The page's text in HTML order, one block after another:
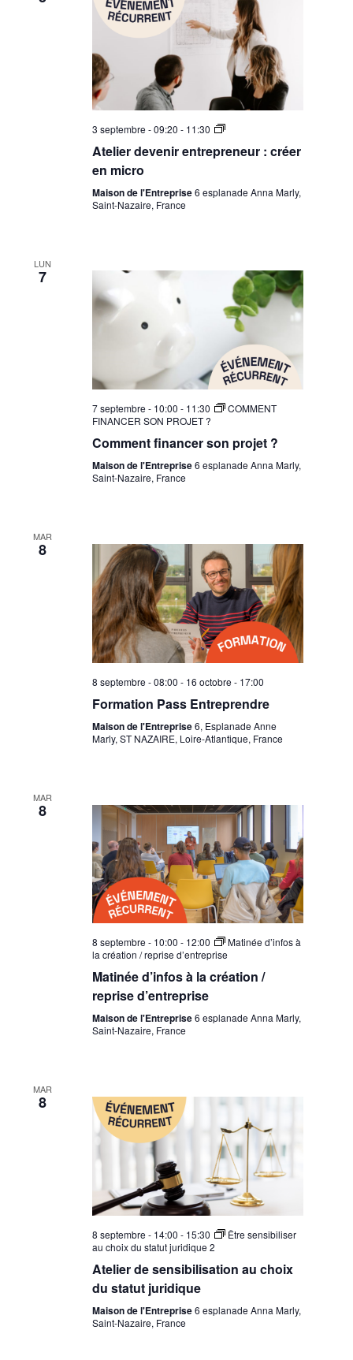
3 septembre - 09:20 - 11:30
Les
micro-
Atelier devenir entrepreneur : créer
en micro
Maison de l'Entreprise6 esplanade Anna Marly,
Saint-Nazaire, France
LUN
7
7 septembre - 10:00 - 11:30
COMMENT
FINANCER SON PROJET ?
Comment financer son projet ?
Maison de l'Entreprise6 esplanade Anna Marly,
Saint-Nazaire, France
MAR
8
8 septembre - 08:00 - 16 octobre - 17:00
Formation Pass Entreprendre
Maison de l'Entreprise6, Esplanade Anne
Marly, ST NAZAIRE, Loire-Atlantique, France
MAR
8
8 septembre - 10:00 - 12:00
Matinée d’infos à
la création / reprise d’entreprise
Matinée d’infos à la création /
reprise d’entreprise
Maison de l'Entreprise6 esplanade Anna Marly,
Saint-Nazaire, France
MAR
8
8 septembre - 14:00 - 15:30
Être sensibiliser
au choix du statut juridique 2
Atelier de sensibilisation au choix
du statut juridique
Maison de l'Entreprise6 esplanade Anna Marly,
Saint-Nazaire, France